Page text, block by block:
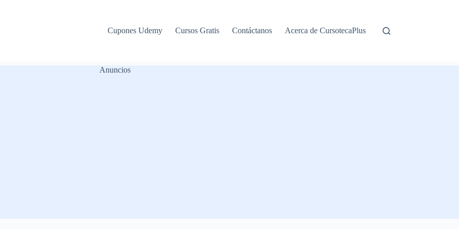
Cupones Udemy Cursos Gratis Contáctanos Acerca de CursotecaPlus
Anuncios